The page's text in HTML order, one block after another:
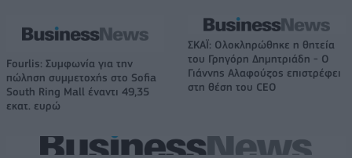
Fourlis: Συμφωνία για την
πώληση συμμετοχής στο Sofia
South Ring Mall έναντι 49,35
εκατ. ευρώ
ΣΚΑΪ: Ολοκληρώθηκε η θητεία
του Γρηγόρη Δημητριάδη - Ο
Γιάννης Αλαφούζος επιστρέφει
στη θέση του CEO